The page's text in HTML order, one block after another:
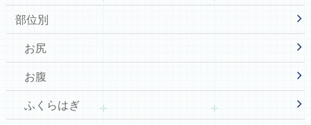
部位別
お尻
お腹
ふくらはぎ